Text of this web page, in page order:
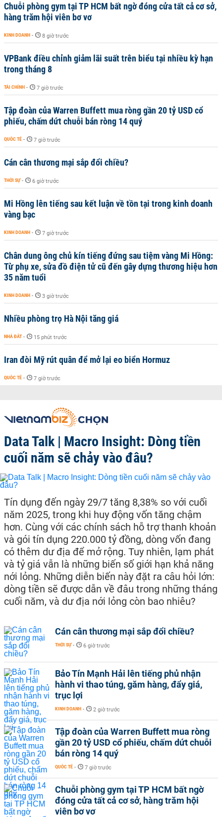
Chuỗi phòng gym tại TP HCM bất ngờ đóng cửa tất cả cơ sở,
hàng trăm hội viên bơ vơ
KINH DOANH - 8 giờ trước
VPBank điều chỉnh giảm lãi suất trên biểu tại nhiều kỳ hạn
trong tháng 8
TÀI CHÍNH - 7 giờ trước
Tập đoàn của Warren Buffett mua ròng gần 20 tỷ USD cổ
phiếu, chấm dứt chuỗi bán ròng 14 quý
QUỐC TẾ - 7 giờ trước
Cán cân thương mại sắp đổi chiều?
THỜI SỰ - 6 giờ trước
Mi Hồng lên tiếng sau kết luận về tồn tại trong kinh doanh
vàng bạc
KINH DOANH - 7 giờ trước
Chân dung ông chủ kín tiếng đứng sau tiệm vàng Mi Hồng:
Từ phụ xe, sửa đồ điện tử cũ đến gây dựng thương hiệu hơn
35 năm tuổi
KINH DOANH - 3 giờ trước
Nhiều phòng trọ Hà Nội tăng giá
NHÀ ĐẤT - 15 phút trước
Iran đòi Mỹ rút quân để mở lại eo biển Hormuz
QUỐC TẾ - 7 giờ trước
Data Talk | Macro Insight: Dòng tiền
cuối năm sẽ chảy vào đâu?
Tín dụng đến ngày 29/7 tăng 8,38% so với cuối
năm 2025, trong khi huy động vốn tăng chậm
hơn. Cùng với các chính sách hỗ trợ thanh khoản
và gói tín dụng 220.000 tỷ đồng, dòng vốn đang
có thêm dư địa để mở rộng. Tuy nhiên, lạm phát
và tỷ giá vẫn là những biến số giới hạn khả năng
nới lỏng. Những diễn biến này đặt ra câu hỏi lớn:
dòng tiền sẽ được dẫn về đâu trong những tháng
cuối năm, và dư địa nới lỏng còn bao nhiêu?
Cán cân thương mại sắp đổi chiều?
THỜI SỰ - 6 giờ trước
Bảo Tín Mạnh Hải lên tiếng phủ nhận
hành vi thao túng, găm hàng, đẩy giá,
trục lợi
KINH DOANH - 2 giờ trước
Tập đoàn của Warren Buffett mua ròng
gần 20 tỷ USD cổ phiếu, chấm dứt chuỗi
bán ròng 14 quý
QUỐC TẾ - 7 giờ trước
Chuỗi phòng gym tại TP HCM bất ngờ
đóng cửa tất cả cơ sở, hàng trăm hội
viên bơ vơ